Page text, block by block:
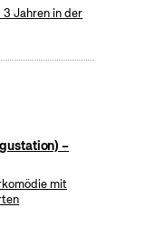
Jahren in der
–
mit